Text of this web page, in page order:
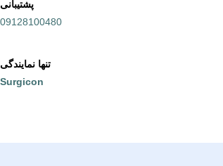
پشتیبانی
09128100480
تنها نمایندگی
Surgicon